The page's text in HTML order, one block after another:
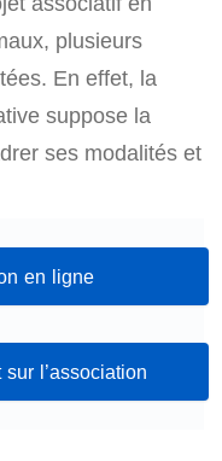
plusieurs
En effet, la
suppose la
ses modalités et
en ligne
l’association